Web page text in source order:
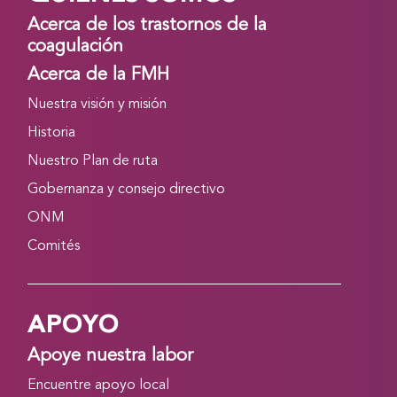
Acerca de los trastornos de la
coagulación
Acerca de la FMH
Nuestra visión y misión
Historia
Nuestro Plan de ruta
Gobernanza y consejo directivo
ONM
Comités
APOYO
Apoye nuestra labor
Encuentre apoyo local